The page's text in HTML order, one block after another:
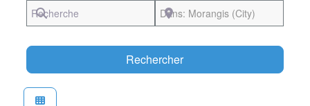
Recherche Près de
RechercherSearch